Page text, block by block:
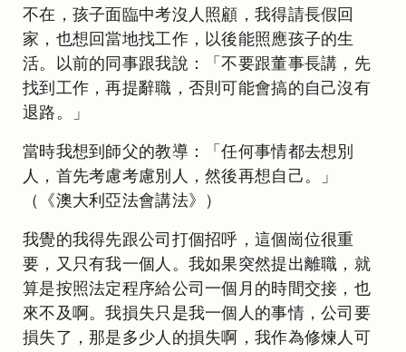
不在，孩子面臨中考沒人照顧，我得請長假回
家，也想回當地找工作，以後能照應孩子的生
活。以前的同事跟我說：「不要跟董事長講，先
找到工作，再提辭職，否則可能會搞的自己沒有
退路。」
當時我想到師父的教導：「任何事情都去想別
人，首先考慮考慮別人，然後再想自己。」
（《澳大利亞法會講法》）
我覺的我得先跟公司打個招呼，這個崗位很重
要，又只有我一個人。我如果突然提出離職，就
算是按照法定程序給公司一個月的時間交接，也
來不及啊。我損失只是我一個人的事情，公司要
損失了，那是多少人的損失啊，我作為修煉人可